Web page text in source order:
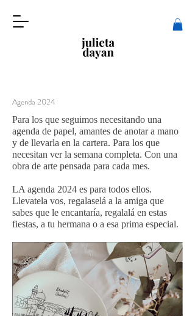
Agenda 2024
Para los que seguimos necesitando una
agenda de papel, amantes de anotar a mano
y de llevarla en la cartera. Para los que
necesitan ver la semana completa. Con una
obra de arte pensada para cada mes.
LA agenda 2024 es para todos ellos.
Llevatela vos, regalaselá a la amiga que
sabes que le encantaría, regalalá en estas
fiestas, a tu hermana o a esa prima especial.